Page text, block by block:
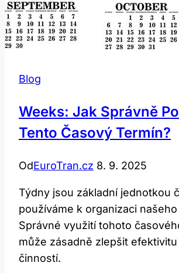
Blog
Weeks: Jak Správně
Tento Časový Termín?
OdEuroTran.cz 8. 9. 2025
Týdny jsou základní jednotkou
používáme k organizaci
Správné využití tohoto
může zásadně zlepšit
činností.